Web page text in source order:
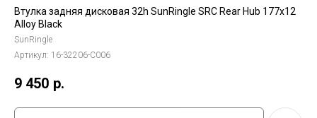
Втулка задняя дисковая 32h SunRingle SRC Rear Hub 177x12
Alloy Black
SunRingle
Артикул: 16-32206-C006
9 450 р.